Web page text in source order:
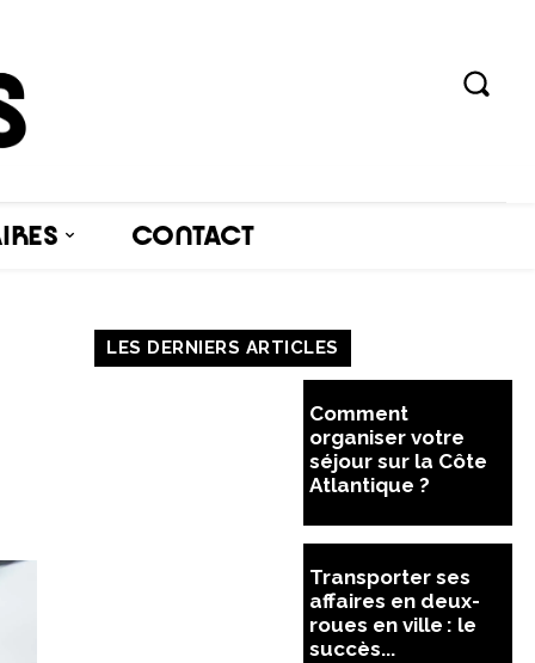
CONTACT
LES DERNIERS ARTICLES
Comment
organiser votre
séjour sur la Côte
Atlantique ?
Transporter ses
affaires en deux-
roues en ville : le
succès...